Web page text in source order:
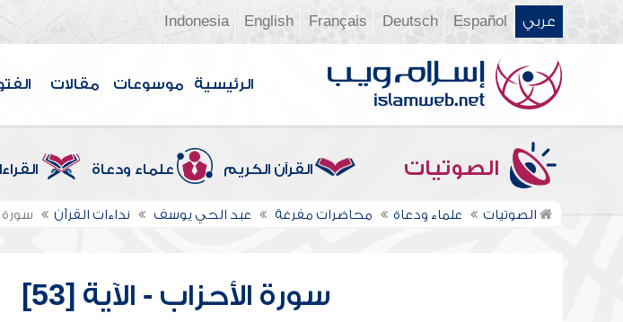
عربي Español
Deutsch
Français
English
Indonesia
الرئيسية موسوعات مقالات
الصوتيات القرآن الكريم علماء ودعاة
الصوتيات علماء ودعاة محاضرات مفرغة عبد الحي يوسف نداءات القرآن سورة
سورة الأحزاب - الآية [53]